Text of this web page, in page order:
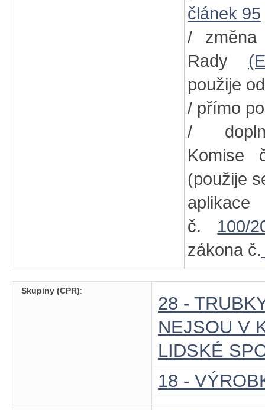
článek 95
/ změna
Rady
použije
/ přímo
/
(použije
č. 100/
zákona č.
Skupiny (CPR):
28 -
NEJSOU V
LIDSKÉ
18 -